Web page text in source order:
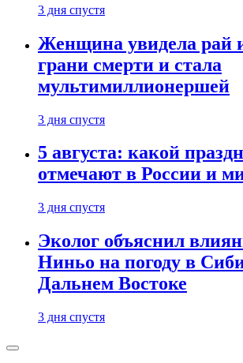
3 дня спустя
Женщина увидела рай
грани смерти и стала
мультимиллионершей
3 дня спустя
5 августа: какой
отмечают в России и
3 дня спустя
Эколог объяснил
Ниньо на погоду в
Дальнем Востоке
3 дня спустя